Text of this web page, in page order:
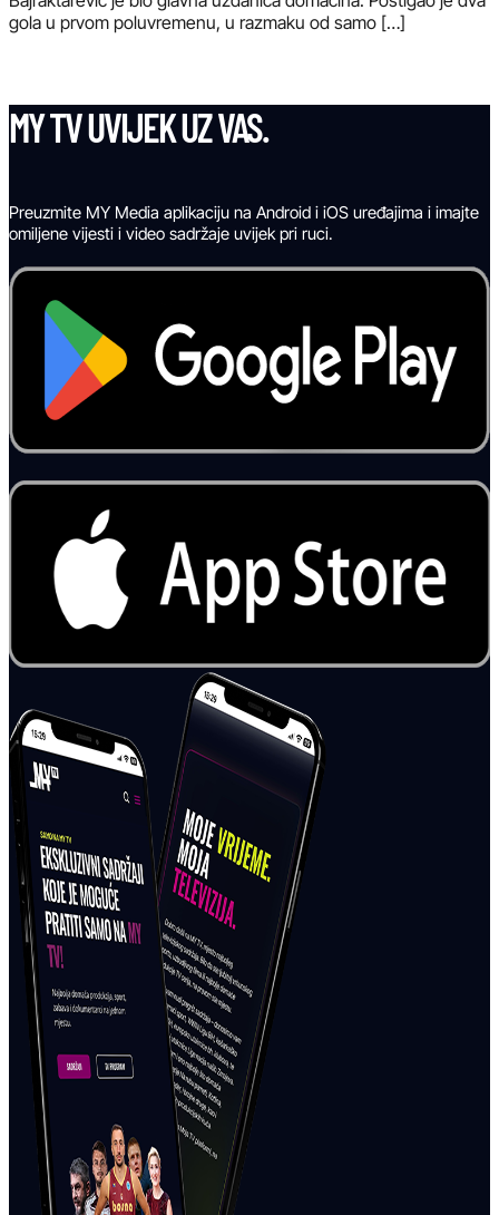
gola u prvom poluvremenu, u razmaku od samo […]
MY TV UVIJEK UZ VAS.
Preuzmite MY Media aplikaciju na Android i iOS uređajima i imajte
omiljene vijesti i video sadržaje uvijek pri ruci.